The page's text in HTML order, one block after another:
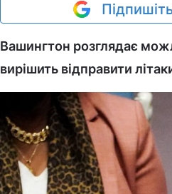
Вашингтон розглядає
вирішить відправити